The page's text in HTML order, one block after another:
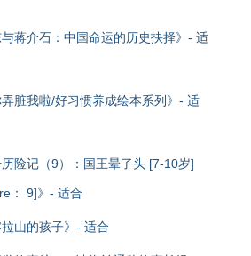
蒋介石：中国命运的历史抉择》- 适
脏我啦/好习惯养成绘本系列》- 适
险记（9）：国王晕了头 [7-10岁]
： 9]》- 适合
山的孩子》- 适合